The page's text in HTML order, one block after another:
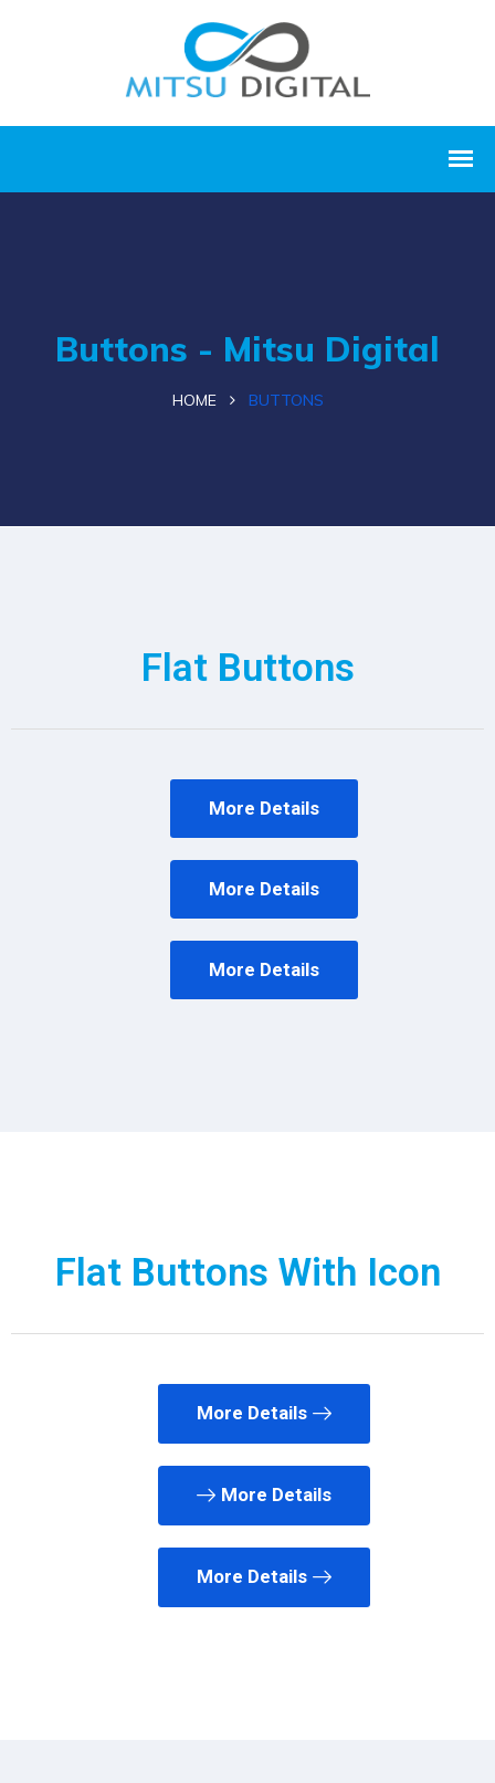
Buttons - Mitsu Digital
HOME BUTTONS
Flat Buttons
More Details
More Details
More Details
Flat Buttons With Icon
More Details
More Details
More Details